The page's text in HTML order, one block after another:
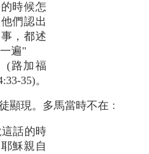
時候怎
們認出
，都述
遍"
加福
35)。
顯現。多馬當時不在﹕
話的時
穌親自